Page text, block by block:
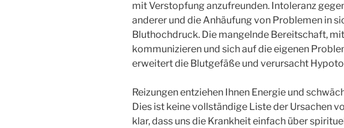
mit Verstopfung anzufreunden. Intoleranz
anderer und die Anhäufung von Problemen in
Bluthochdruck. Die mangelnde Bereitschaft,
kommunizieren und sich auf die eigenen
erweitert die Blutgefäße und verursacht
Reizungen entziehen Ihnen Energie und
Dies ist keine vollständige Liste der Ursachen
klar, dass uns die Krankheit einfach über